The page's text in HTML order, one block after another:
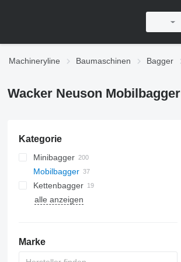
Machineryline Baumaschinen Bagger
Wacker Neuson Mobilbagger
Kategorie
Minibagger
Mobilbagger
Kettenbagger
alle anzeigen
Marke